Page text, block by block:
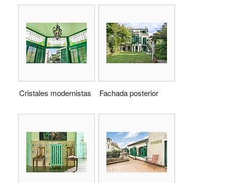
Cristales modernistas Fachada posterior